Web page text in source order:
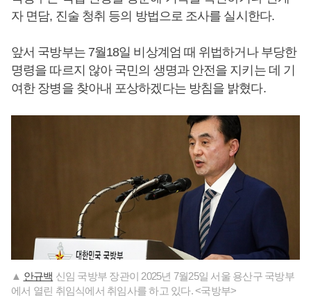
자 면담, 진술 청취 등의 방법으로 조사를 실시한다.
앞서 국방부는 7월18일 비상계엄 때 위법하거나 부당한
명령을 따르지 않아 국민의 생명과 안전을 지키는 데 기
여한 장병을 찾아내 포상하겠다는 방침을 밝혔다.
▲ 안규백 신임 국방부 장관이 2025년 7월25일 서울 용산구 국방부
에서 열린 취임식에서 취임사를 하고 있다. <국방부>